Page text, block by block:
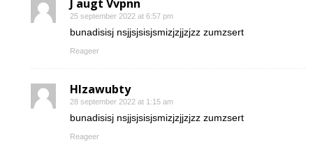
J augt Vvpnn
25 september 2022 at 6:57 pm
bunadisisj nsjjsjsisjsmizjzjjzjzz zumzsert
Reageer
Hlzawubty
28 september 2022 at 1:15 am
bunadisisj nsjjsjsisjsmizjzjjzjzz zumzsert
Reageer